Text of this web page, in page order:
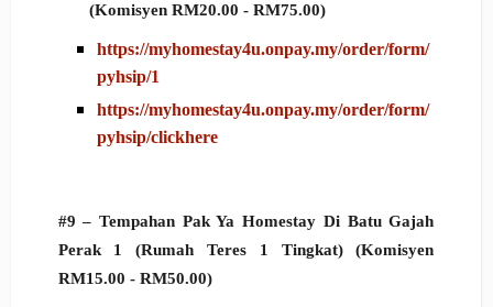
(Komisyen RM20.00 - RM75.00)
https://myhomestay4u.onpay.my/order/form/
pyhsip/1
https://myhomestay4u.onpay.my/order/form/
pyhsip/clickhere
#9 –Tempahan Pak Ya Homestay Di Batu Gajah
Perak 1 (Rumah Teres 1 Tingkat)(Komisyen
RM15.00 - RM50.00)